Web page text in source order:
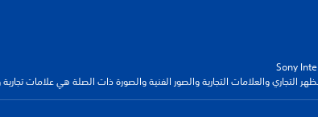
التجاري والعلامات التجارية والصور الفنية والصورة ذات الصلة هي علامات